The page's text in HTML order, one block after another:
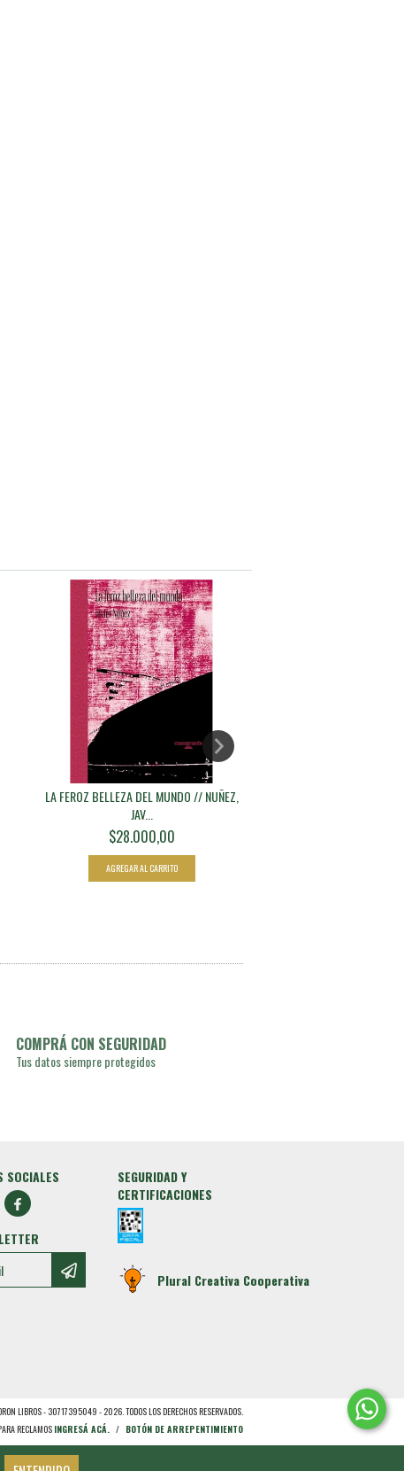
LA FEROZ BELLEZA DEL MUNDO // NUÑEZ,
JAV...
$28.000,00
COMPRÁ CON SEGURIDAD
Tus datos siempre protegidos
SOCIALES
SEGURIDAD Y
CERTIFICACIONES
Plural Creativa Cooperativa
LIBROS - 30717395049 - 2026. TODOS LOS DERECHOS RESERVADOS.
RECLAMOS INGRESÁ ACÁ. / BOTÓN DE ARREPENTIMIENTO